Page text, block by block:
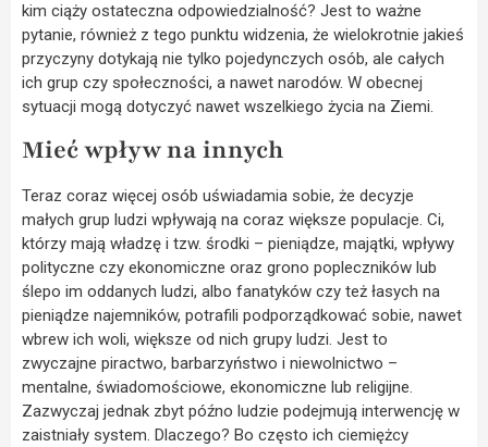
kim ciąży ostateczna odpowiedzialność? Jest to ważne
pytanie, również z tego punktu widzenia, że wielokrotnie jakieś
przyczyny dotykają nie tylko pojedynczych osób, ale całych
ich grup czy społeczności, a nawet narodów. W obecnej
sytuacji mogą dotyczyć nawet wszelkiego życia na Ziemi.
Mieć wpływ na innych
Teraz coraz więcej osób uświadamia sobie, że decyzje
małych grup ludzi wpływają na coraz większe populacje. Ci,
którzy mają władzę i tzw. środki – pieniądze, majątki, wpływy
polityczne czy ekonomiczne oraz grono popleczników lub
ślepo im oddanych ludzi, albo fanatyków czy też łasych na
pieniądze najemników, potrafili podporządkować sobie, nawet
wbrew ich woli, większe od nich grupy ludzi. Jest to
zwyczajne piractwo, barbarzyństwo i niewolnictwo –
mentalne, świadomościowe, ekonomiczne lub religijne.
Zazwyczaj jednak zbyt późno ludzie podejmują interwencję w
zaistniały system. Dlaczego? Bo często ich ciemiężcy